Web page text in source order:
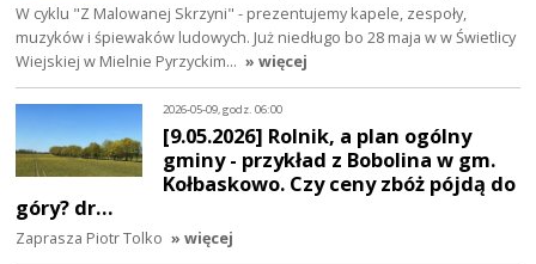
W cyklu "Z Malowanej Skrzyni" - prezentujemy kapele, zespoły,
muzyków i śpiewaków ludowych. Już niedługo bo 28 maja w w Świetlicy
Wiejskiej w Mielnie Pyrzyckim… » więcej
2026-05-09, godz. 06:00
[9.05.2026] Rolnik, a plan ogólny
gminy - przykład z Bobolina w gm.
Kołbaskowo. Czy ceny zbóż pójdą do
góry? dr…
Zaprasza Piotr Tolko » więcej